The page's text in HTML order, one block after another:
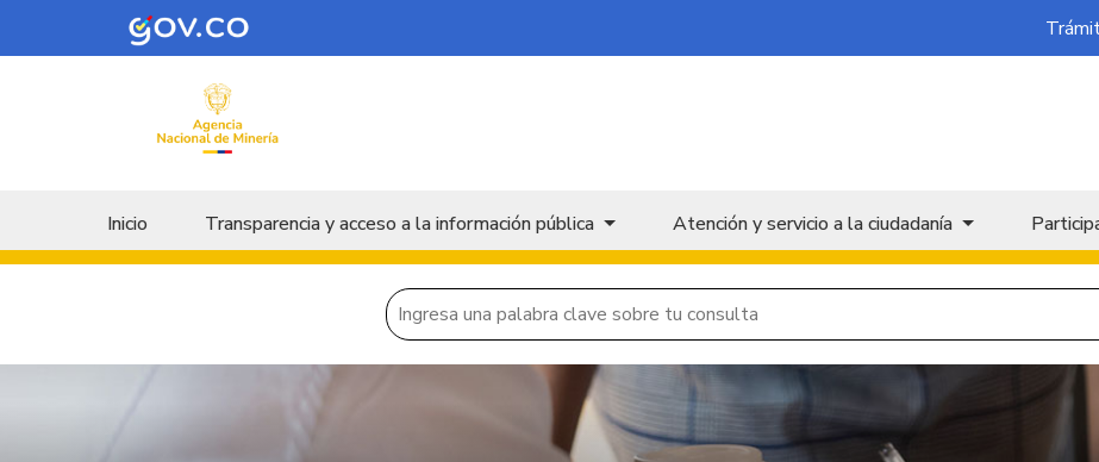
Skip to main content
Menu principal
Inicio Transparencia y acceso a la información pública Atención y servicio a la ciudadanía